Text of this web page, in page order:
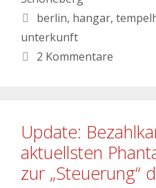
Schlagwörter
berlin, hangar,
unterkunft
2 Kommentare
Update:
aktuellsten
zur „Steuerung“